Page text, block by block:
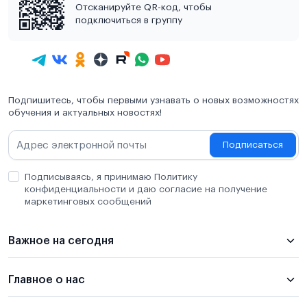
Отсканируйте QR-код, чтобы
подключиться в группу
Подпишитесь, чтобы первыми узнавать о новых возможностях
обучения и актуальных новостях!
Подписаться
Подписываясь, я принимаю Политику
конфиденциальности и даю согласие на получение
маркетинговых сообщений
Важное на сегодня
Главное о нас